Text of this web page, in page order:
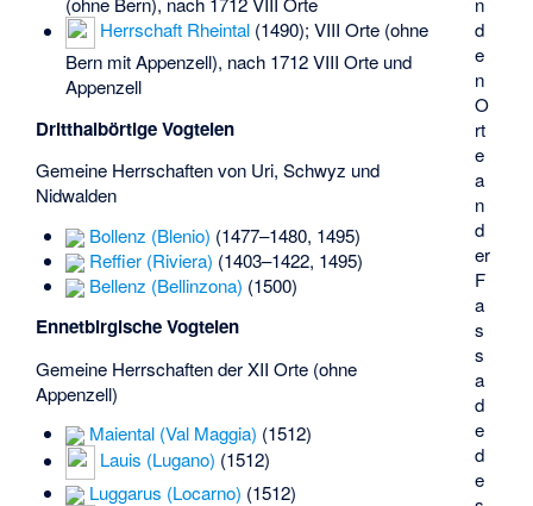
d
e
n
O
rt
e
a
n
d
er
F
a
s
s
a
d
e
d
e
Herrschaft Rheintal(1490); VIII Orte (ohne
Bern mit Appenzell), nach 1712 VIII Orte und
Appenzell
Dritthalbörtige Vogteien
Gemeine Herrschaften von Uri, Schwyz und
Nidwalden
Bollenz (Blenio) (1477–1480, 1495)
Reffier (Riviera) (1403–1422, 1495)
Bellenz (Bellinzona) (1500)
Ennetbirgische Vogteien
Gemeine Herrschaften der XII Orte (ohne
Appenzell)
Maiental (Val Maggia) (1512)
Lauis (Lugano) (1512)
Luggarus (Locarno) (1512)